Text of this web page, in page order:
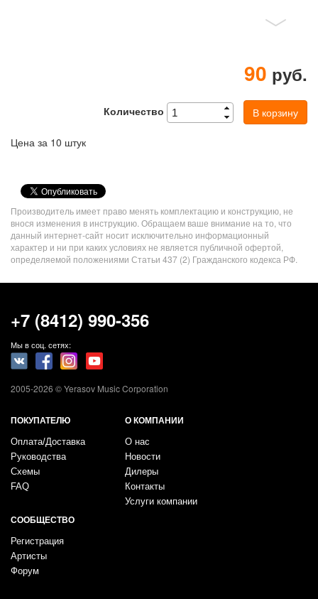
Цена за 10 штук
90 руб.
Количество В корзину
VK
Share
Button
Производитель имеет право менять комплектацию и конструкцию, не
внося изменения в инструкцию. Обращаем ваше внимание на то, что
данный интернет-сайт носит исключительно информационный
характер и ни при каких условиях не является публичной офертой,
определяемой положениями Статьи 437 (2) Гражданского кодекса РФ.
+7 (8412) 990-356
Мы в соц. сетях:
2005-2026 © Yerasov Music Corporation
ПОКУПАТЕЛЮ
Оплата/Доставка
Руководства
Схемы
FAQ
О КОМПАНИИ
О нас
Новости
Дилеры
Контакты
Услуги компании
СООБЩЕСТВО
Регистрация
Артисты
Форум